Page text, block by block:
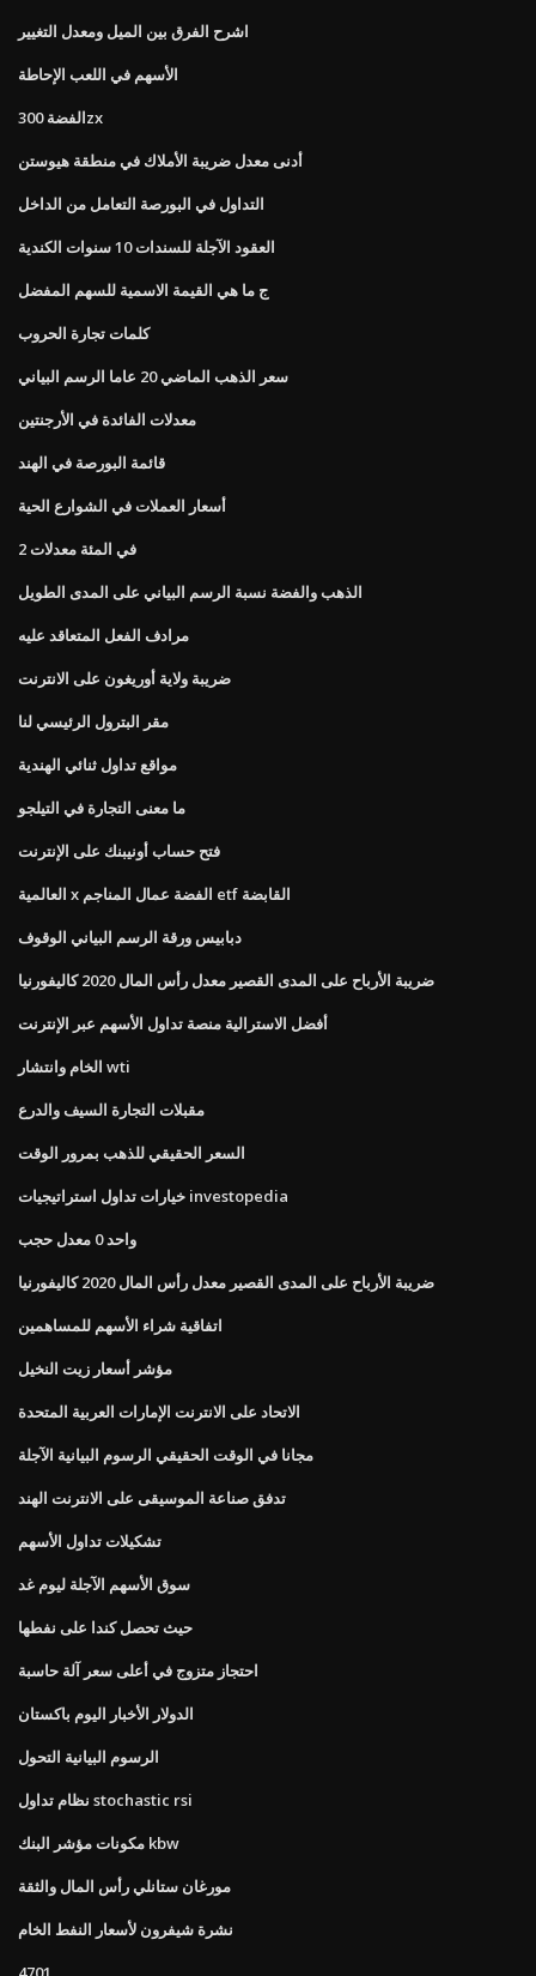
اشرح الفرق بين الميل ومعدل التغيير
الأسهم في اللعب الإحاطة
الفضة 300zx
أدنى معدل ضريبة الأملاك في منطقة هيوستن
التداول في البورصة التعامل من الداخل
العقود الآجلة للسندات 10 سنوات الكندية
ج ما هي القيمة الاسمية للسهم المفضل
كلمات تجارة الحروب
سعر الذهب الماضي 20 عاما الرسم البياني
معدلات الفائدة في الأرجنتين
قائمة البورصة في الهند
أسعار العملات في الشوارع الحية
2 في المئة معدلات
الذهب والفضة نسبة الرسم البياني على المدى الطويل
مرادف الفعل المتعاقد عليه
ضريبة ولاية أوريغون على الانترنت
مقر البترول الرئيسي لنا
مواقع تداول ثنائي الهندية
ما معنى التجارة في التيلجو
فتح حساب أونيبنك على الإنترنت
العالمية x الفضة عمال المناجم etf القابضة
دبابيس ورقة الرسم البياني الوقوف
ضريبة الأرباح على المدى القصير معدل رأس المال 2020 كاليفورنيا
أفضل الاسترالية منصة تداول الأسهم عبر الإنترنت
الخام وانتشار wti
مقبلات التجارة السيف والدرع
السعر الحقيقي للذهب بمرور الوقت
خيارات تداول استراتيجيات investopedia
واحد 0 معدل حجب
ضريبة الأرباح على المدى القصير معدل رأس المال 2020 كاليفورنيا
اتفاقية شراء الأسهم للمساهمين
مؤشر أسعار زيت النخيل
الاتحاد على الانترنت الإمارات العربية المتحدة
مجانا في الوقت الحقيقي الرسوم البيانية الآجلة
تدفق صناعة الموسيقى على الانترنت الهند
تشكيلات تداول الأسهم
سوق الأسهم الآجلة ليوم غد
حيث تحصل كندا على نفطها
احتجاز متزوج في أعلى سعر آلة حاسبة
الدولار الأخبار اليوم باكستان
الرسوم البيانية التحول
نظام تداول stochastic rsi
مكونات مؤشر البنك kbw
مورغان ستانلي رأس المال والثقة
نشرة شيفرون لأسعار النفط الخام